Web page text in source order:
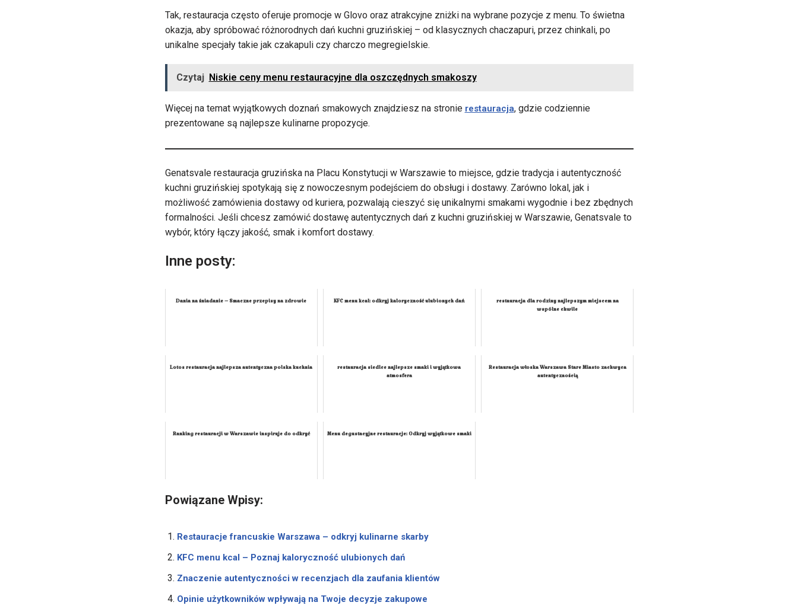
Tak, restauracja często oferuje promocje w Glovo oraz atrakcyjne zniżki na wybrane pozycje z menu. To świetna
okazja, aby spróbować różnorodnych dań kuchni gruzińskiej – od klasycznych chaczapuri, przez chinkali, po
unikalne specjały takie jak czakapuli czy charczo megregielskie.
Czytaj Niskie ceny menu restauracyjne dla oszczędnych smakoszy
Więcej na temat wyjątkowych doznań smakowych znajdziesz na stronie restauracja, gdzie codziennie
prezentowane są najlepsze kulinarne propozycje.
Genatsvale restauracja gruzińska na Placu Konstytucji w Warszawie to miejsce, gdzie tradycja i autentyczność
kuchni gruzińskiej spotykają się z nowoczesnym podejściem do obsługi i dostawy. Zarówno lokal, jak i
możliwość zamówienia dostawy od kuriera, pozwalają cieszyć się unikalnymi smakami wygodnie i bez zbędnych
formalności. Jeśli chcesz zamówić dostawę autentycznych dań z kuchni gruzińskiej w Warszawie, Genatsvale to
wybór, który łączy jakość, smak i komfort dostawy.
Inne posty:
Dania na śniadanie – Smaczne przepisy na zdrowie KFC menu kcal: odkryj kaloryczność ulubionych dań
restauracja dla rodziny najlepszym miejscem na
wspólne chwile
Lotos restauracja najlepsza autentyczna polska kuchnia
restauracja siedlce najlepsze smaki i wyjątkowa
atmosfera
Restauracja włoska Warszawa Stare Miasto zachwyca
autentycznością
Ranking restauracji w Warszawie inspiruje do odkryć Menu degustacyjne restauracje: Odkryj wyjątkowe smaki
Powiązane Wpisy:
Restauracje francuskie Warszawa – odkryj kulinarne skarby
KFC menu kcal – Poznaj kaloryczność ulubionych dań
Znaczenie autentyczności w recenzjach dla zaufania klientów
Opinie użytkowników wpływają na Twoje decyzje zakupowe